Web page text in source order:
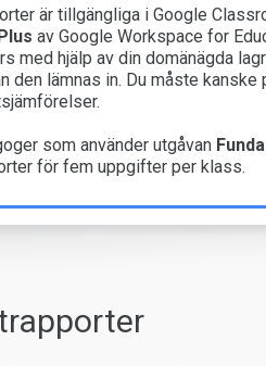
är tillgängliga i Google
av Google Workspace for
med hjälp av din domänägda
den lämnas in. Du måste kanske
som använder utgåvan
för fem uppgifter per klass.